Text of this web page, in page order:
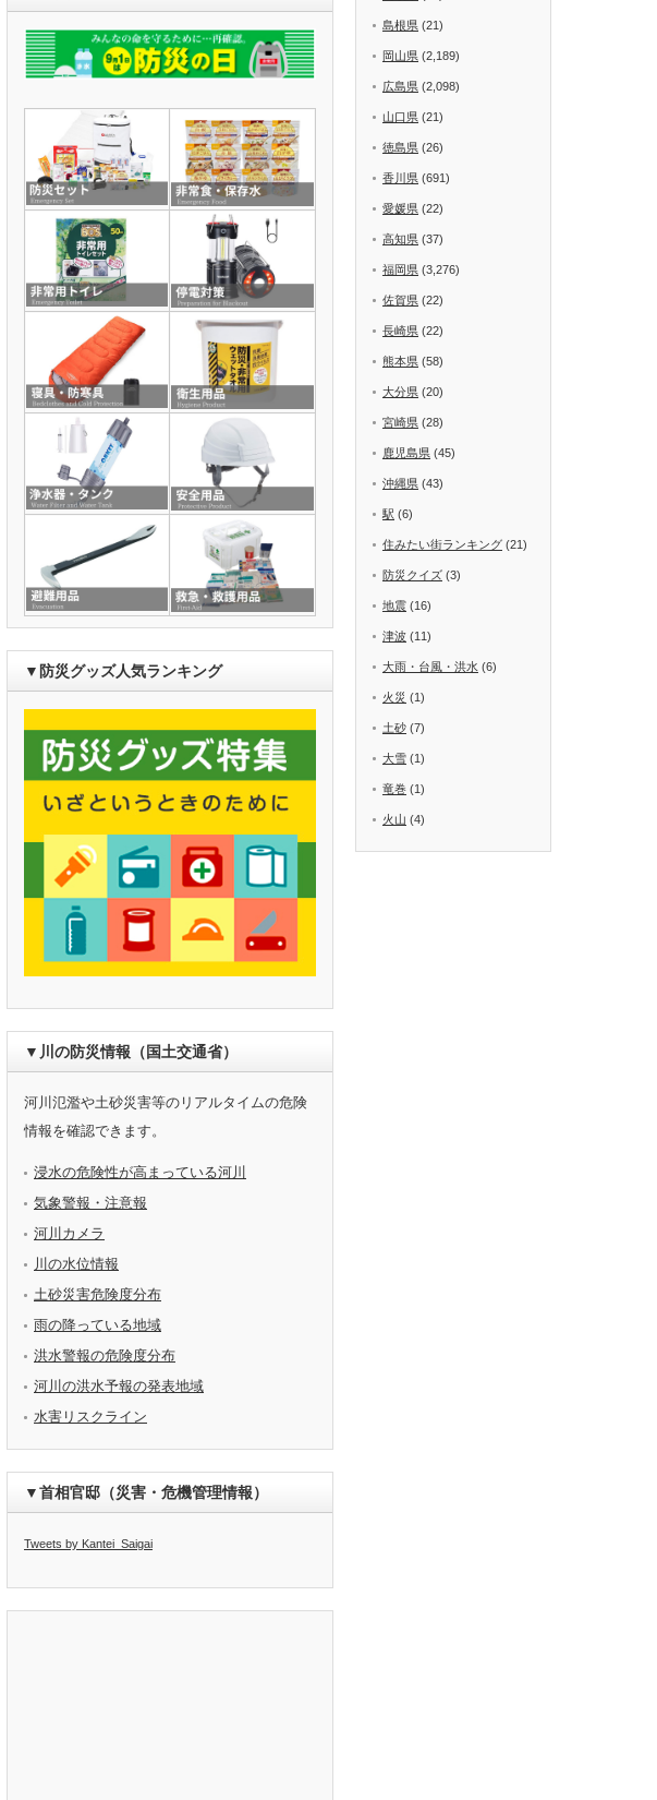
▼防災グッズ人気ランキング
▼川の防災情報（国土交通省）
河川氾濫や土砂災害等のリアルタイムの危険
情報を確認できます。
浸水の危険性が高まっている河川
気象警報・注意報
河川カメラ
川の水位情報
土砂災害危険度分布
雨の降っている地域
洪水警報の危険度分布
河川の洪水予報の発表地域
水害リスクライン
▼首相官邸（災害・危機管理情報）
Tweets by Kantei_Saigai
島根県 (21)
岡山県 (2,189)
広島県 (2,098)
山口県 (21)
徳島県 (26)
香川県 (691)
愛媛県 (22)
高知県 (37)
福岡県 (3,276)
佐賀県 (22)
長崎県 (22)
熊本県 (58)
大分県 (20)
宮崎県 (28)
鹿児島県 (45)
沖縄県 (43)
駅 (6)
住みたい街ランキング (21)
防災クイズ (3)
地震 (16)
津波 (11)
大雨・台風・洪水 (6)
火災 (1)
土砂 (7)
大雪 (1)
竜巻 (1)
火山 (4)